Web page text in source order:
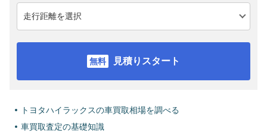
見積りスタート
トヨタハイラックスの車買取相場を調べる
車買取査定の基礎知識